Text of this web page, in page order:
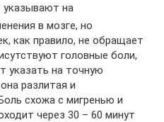
на
в мозге, но
как правило, не обращает
головные боли,
указать на точную
разлитая и
схожа с мигренью и
через 30 – 60 минут